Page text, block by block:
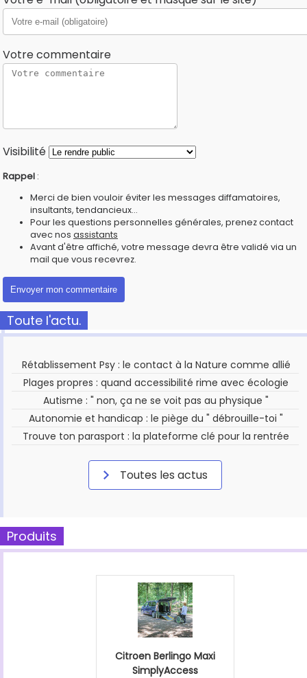
Votre commentaire
Visibilité
Rappel :
Merci de bien vouloir éviter les messages diffamatoires,
insultants, tendancieux...
Pour les questions personnelles générales, prenez contact
avec nos assistants
Avant d'être affiché, votre message devra être validé via un
mail que vous recevrez.
Toute l'actu.
Rétablissement Psy : le contact à la Nature comme allié
Plages propres : quand accessibilité rime avec écologie
Autisme : " non, ça ne se voit pas au physique "
Autonomie et handicap : le piège du " débrouille-toi "
Trouve ton parasport : la plateforme clé pour la rentrée
Toutes les actus
Produits
Citroen Berlingo Maxi
SimplyAccess